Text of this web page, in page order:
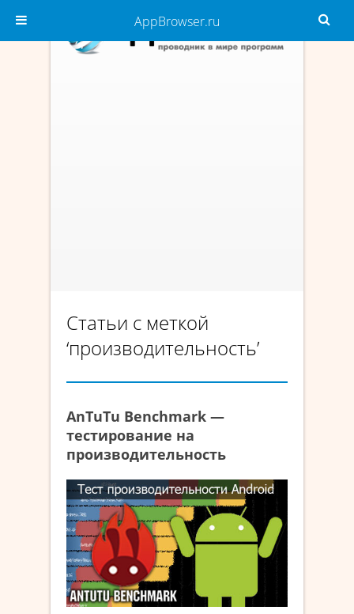
Статьи с меткой
‘производительность’
AnTuTu Benchmark —
тестирование на
производительность
AppBrowser.ru